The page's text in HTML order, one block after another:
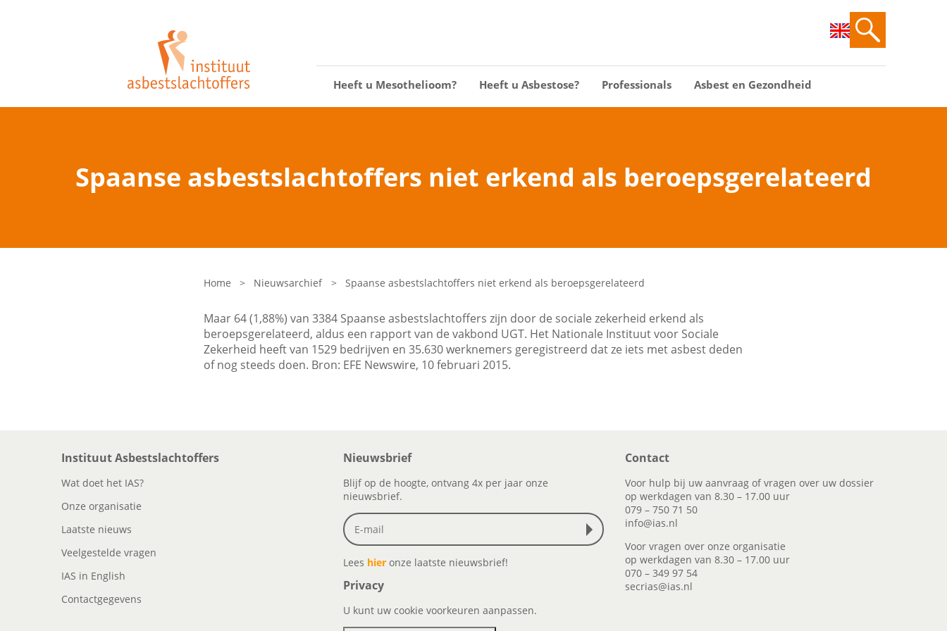
Heeft u Mesothelioom? Heeft u Asbestose? Professionals Asbest en Gezondheid
Spaanse asbestslachtoffers niet erkend als beroepsgerelateerd
Home > Nieuwsarchief > Spaanse asbestslachtoffers niet erkend als beroepsgerelateerd
Maar 64 (1,88%) van 3384 Spaanse asbestslachtoffers zijn door de sociale zekerheid erkend als
beroepsgerelateerd, aldus een rapport van de vakbond UGT. Het Nationale Instituut voor Sociale
Zekerheid heeft van 1529 bedrijven en 35.630 werknemers geregistreerd dat ze iets met asbest deden
of nog steeds doen. Bron: EFE Newswire, 10 februari 2015.
Instituut Asbestslachtoffers
Wat doet het IAS?
Onze organisatie
Laatste nieuws
Veelgestelde vragen
IAS in English
Contactgegevens
Nieuwsbrief
Blijf op de hoogte, ontvang 4x per jaar onze
nieuwsbrief.
Lees hier onze laatste nieuwsbrief!
Privacy
U kunt uw cookie voorkeuren aanpassen.
Contact
Voor hulp bij uw aanvraag of vragen over uw dossier
op werkdagen van 8.30 – 17.00 uur
079 – 750 71 50
info@ias.nl
Voor vragen over onze organisatie
op werkdagen van 8.30 – 17.00 uur
070 – 349 97 54
secrias@ias.nl